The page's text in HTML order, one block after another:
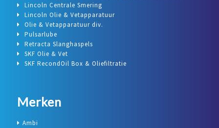
Lincoln Centrale Smering
Lincoln Olie & Vetapparatuur
Olie & Vetapparatuur div.
Pulsarlube
Retracta Slanghaspels
SKF Olie & Vet
SKF RecondOil Box & Oliefiltratie
Merken
Ambi